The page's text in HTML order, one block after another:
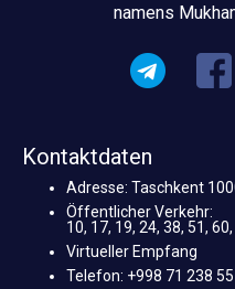
namens
Kontaktdaten
Adresse: Taschkent
Öffentlicher Verkehr:
10, 17, 19, 24, 38, 51,
Virtueller Empfang
Telefon: +998 71 238